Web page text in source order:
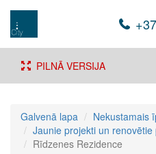
PILNĀ VERSIJA
Galvenā lapa
Nekustamais
Jaunie projekti un
Rīdzenes Rezidence